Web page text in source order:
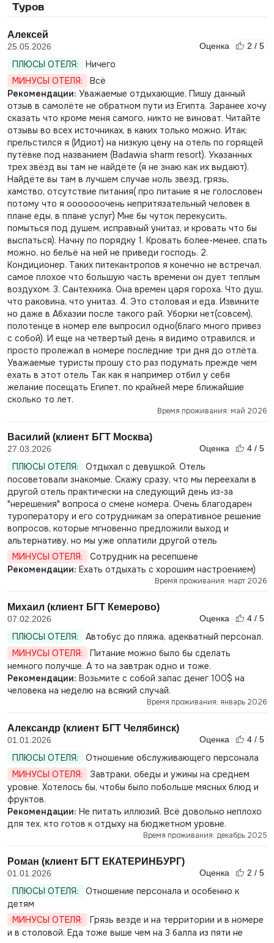
Туров
Алексей
25.05.2026 Оценка 2 / 5
ПЛЮСЫ ОТЕЛЯ:
Ничего
МИНУСЫ ОТЕЛЯ:
Всё
Рекомендации: Уважаемые отдыхающие, Пишу данный
отзыв в самолёте не обратном пути из Египта. Заранее хочу
сказать что кроме меня самого, никто не виноват. Читайте
отзывы во всех источниках, в каких только можно. Итак:
прельстился я (Идиот) на низкую цену на отель по горящей
путёвке под названием (Badawia sharm resort). Указанных
трех звёзд вы там не найдёте (я не знаю как их выдают).
Найдёте вы там в лучшем случае ноль звезд, грязь,
хамство, отсутствие питания( про питание я не голословен
потому что я ооооооочень непритязательный человек в
плане еды, в плане услуг) Мне бы чуток перекусить,
помыться под душем, исправный унитаз, и кровать что бы
выспаться). Начну по порядку 1. Кровать более-менее, спать
можно, но бельё на ней не приведи господь. 2.
Кондиционер. Таких питекантропов я конечно не встречал,
самое плохое что большую часть времени он дует теплым
воздухом. 3. Сантехника. Она времен царя гороха. Что душ,
что раковина, что унитаз. 4. Это столовая и еда. Извините
но даже в Абхазии после такого рай. Уборки нет(совсем),
полотенце в номер еле выпросил одно(благо много привез
с собой). И еще на четвертый день я видимо отравился, и
просто пролежал в номере последние три дня до отлёта.
Уважаемые туристы прошу сто раз подумать прежде чем
ехать в этот отель Так как я например отбил у себя
желание посещать Египет, по крайней мере ближайшие
сколько то лет.
Время проживания: май 2026
Василий (клиент БГТ Москва)
27.03.2026 Оценка 4 / 5
ПЛЮСЫ ОТЕЛЯ:
Отдыхал с девушкой. Отель
посоветовали знакомые. Скажу сразу, что мы переехали в
другой отель практически на следующий день из-за
"нерешения" вопроса о смене номера. Очень благодарен
туроператору и его сотрудникам за оперативное решение
вопросов, которые мгновенно предложили выход и
альтернативу, но мы уже оплатили другой отель
МИНУСЫ ОТЕЛЯ:
Сотрудник на ресепшене
Рекомендации: Ехать отдыхать с хорошим настроением)
Время проживания: март 2026
Михаил (клиент БГТ Кемерово)
07.02.2026 Оценка 4 / 5
ПЛЮСЫ ОТЕЛЯ:
Автобус до пляжа, адекватный персонал.
МИНУСЫ ОТЕЛЯ:
Питание можно было бы сделать
немного получше. А то на завтрак одно и тоже.
Рекомендации: Возьмите с собой запас денег 100$ на
человека на неделю на всякий случай.
Время проживания: январь 2026
Александр (клиент БГТ Челябинск)
01.01.2026 Оценка 4 / 5
ПЛЮСЫ ОТЕЛЯ:
Отношение обслуживающего персонала
МИНУСЫ ОТЕЛЯ:
Завтраки, обеды и ужины на среднем
уровне. Хотелось бы, чтобы было побольше мясных блюд и
фруктов.
Рекомендации: Не питать иллюзий. Всё довольно неплохо
для тех, кто готов к отдыху на бюджетном уровне.
Время проживания: декабрь 2025
Роман (клиент БГТ ЕКАТЕРИНБУРГ)
01.01.2026 Оценка 2 / 5
ПЛЮСЫ ОТЕЛЯ:
Отношение персонала и особенно к
детям
МИНУСЫ ОТЕЛЯ:
Грязь везде и на территории и в номере
и в столовой. Еда тоже выше чем на 3 балла из пяти не